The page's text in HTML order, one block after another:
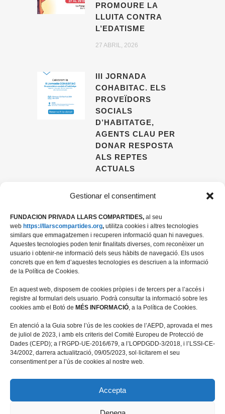
Gestionar el consentiment
FUNDACION PRIVADA LLARS COMPARTIDES, al seu
web https://llarscompartides.org, utilitza cookies i altres tecnologies
similars que emmagatzemen i recuperen informació quan hi navegues.
Aquestes tecnologies poden tenir finalitats diverses, com reconèixer un
usuario i obtenir-ne informació dels seus hàbits de navegació. Els usos
concrets que en fem d’aquestes tecnologies es descriuen a la informació
de la Política de Cookies.
En aquest web, disposem de cookies pròpies i de tercers per a l’accés i
registre al formulari dels usuario. Podrà consultar la informació sobre les
cookies amb el Botó de MÉS INFORMACIÓ, a la Política de Cookies.
En atenció a la Guia sobre l’ús de les cookies de l’AEPD, aprovada el mes
de juliol de 2023, i amb els criteris del Comitè Europeu de Protecció de
Dades (CEPD); a l’RGPD-UE-2016/679, a l’LOPDGDD-3/2018, i l’LSSI-CE-
34/2002, darrera actualització, 09/05/2023, sol·licitarem el seu
consentiment per a l’ús de cookies al nostre web.
Accepta
PROMOURE LA
LLUITA CONTRA
L’EDATISME
27 ABRIL, 2026
III JORNADA
COHABITAC. ELS
PROVEÏDORS
SOCIALS
D’HABITATGE,
AGENTS CLAU PER
DONAR RESPOSTA
ALS REPTES
ACTUALS
08028 Barcelona
+34 934 498 676
fundacio@llarscompartides.org